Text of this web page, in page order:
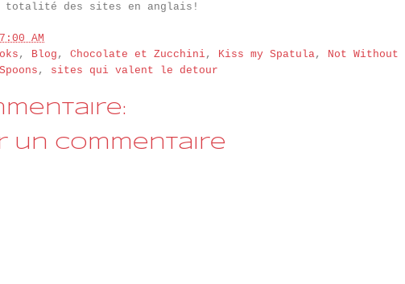
totalité des sites en anglais!
AM
, Blog , Chocolate et Zucchini, Kiss my Spatula, Not Without
, sites qui valent le detour
un commentaire